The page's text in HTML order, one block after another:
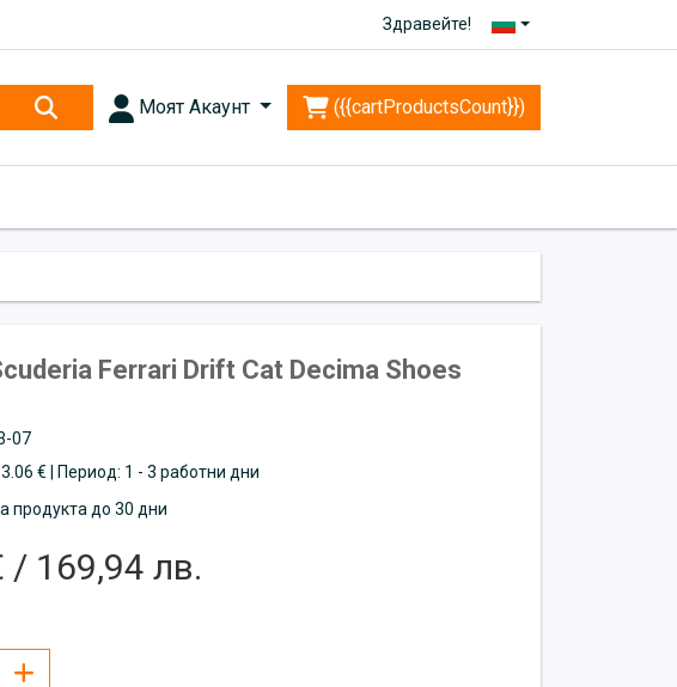
Здравейте!
Моят Акаунт ({{cartProductsCount}})
Ferrari Drift Cat Decima Shoes
07
€ | Период: 1 - 3 работни дни
продукта до 30 дни
/ 169,94 лв.